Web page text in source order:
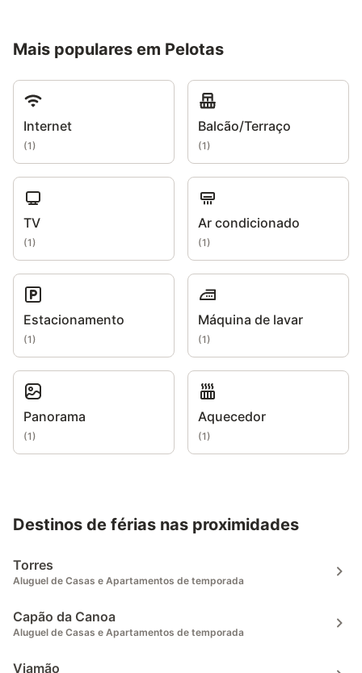
Mais populares em Pelotas
Internet
(1)
Balcão/Terraço
(1)
TV
(1)
Ar condicionado
(1)
Estacionamento
(1)
Máquina de lavar
(1)
Panorama
(1)
Aquecedor
(1)
Destinos de férias nas proximidades
Torres
Aluguel de Casas e Apartamentos de temporada
Capão da Canoa
Aluguel de Casas e Apartamentos de temporada
Viamão